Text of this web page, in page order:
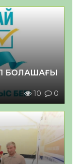
БОЛАШАҒЫ
10 0